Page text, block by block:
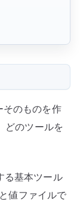
のものを作
どのツールを
る基本ツール
値ファイルで